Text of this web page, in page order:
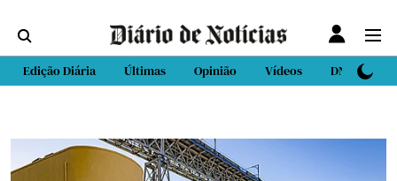
Edição Diária Últimas Opinião Vídeos DN Sport